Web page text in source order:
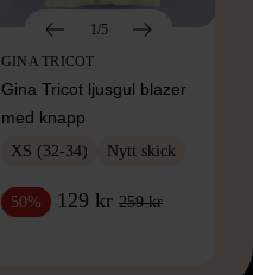
1/5
GINA TRICOT
Gina Tricot ljusgul blazer
med knapp
XS (32-34) Nytt skick
50% 129 kr 259 kr